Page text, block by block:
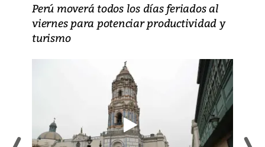
Perú moverá todos los días feriados al
viernes para potenciar productividad y
turismo